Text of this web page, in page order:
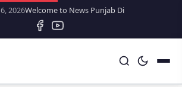
2026Welcome to News Punjab Di